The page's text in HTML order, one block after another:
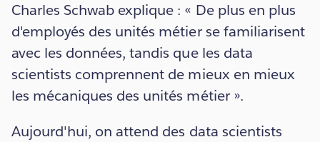
Charles Schwab explique : « De plus en plus
d'employés des unités métier se familiarisent
avec les données, tandis que les data
scientists comprennent de mieux en mieux
les mécaniques des unités métier ».
Aujourd'hui, on attend des data scientists